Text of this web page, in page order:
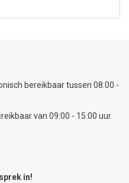
bereikbaar tussen 08:00 -
van 09:00 - 15:00 uur.
in!